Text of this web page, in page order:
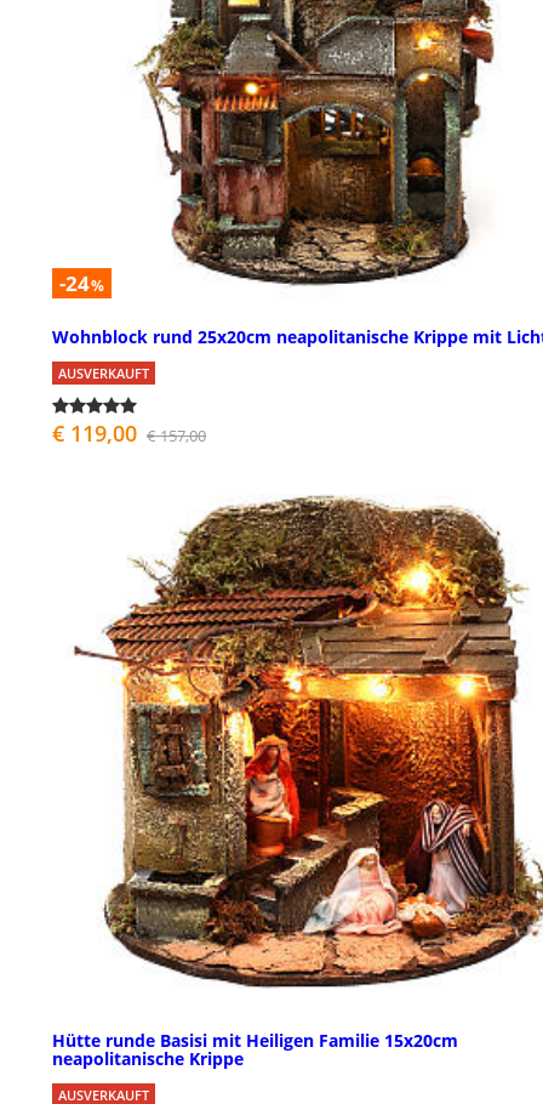
-24%
Wohnblock rund 25x20cm neapolitanische Krippe mit
AUSVERKAUFT
€ 119,00 € 157,00
Hütte runde Basisi mit Heiligen Familie 15x20cm
neapolitanische Krippe
AUSVERKAUFT